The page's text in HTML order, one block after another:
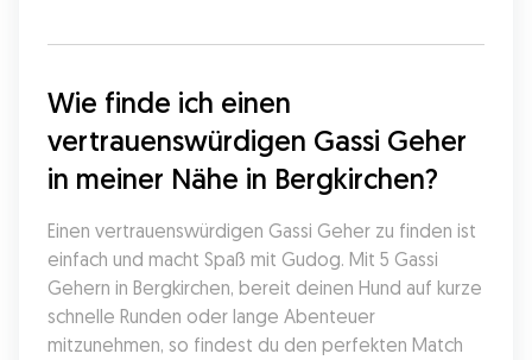
Wie finde ich einen
vertrauenswürdigen Gassi Geher
in meiner Nähe in Bergkirchen?
Einen vertrauenswürdigen Gassi Geher zu finden ist
einfach und macht Spaß mit Gudog. Mit 5 Gassi
Gehern in Bergkirchen, bereit deinen Hund auf kurze
schnelle Runden oder lange Abenteuer
mitzunehmen, so findest du den perfekten Match